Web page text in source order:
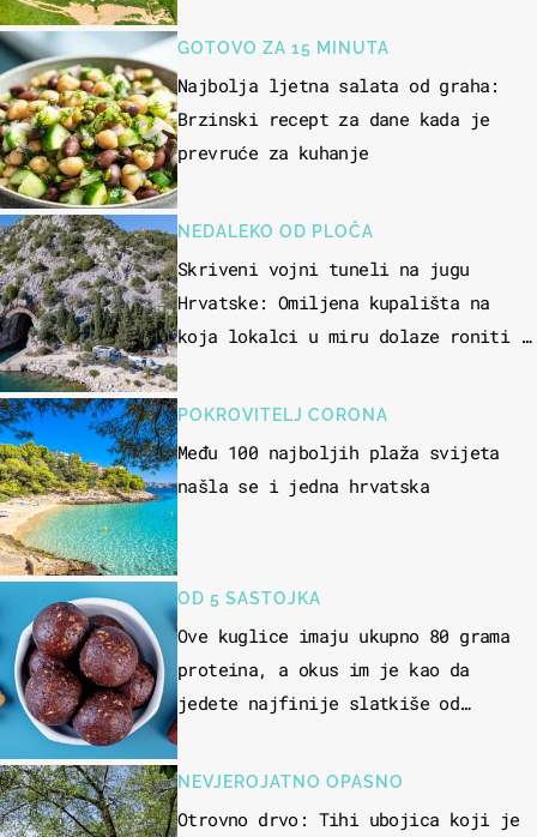
GOTOVO ZA 15 MINUTA
Najbolja ljetna salata od graha:
Brzinski recept za dane kada je
prevruće za kuhanje
NEDALEKO OD PLOČA
Skriveni vojni tuneli na jugu
Hrvatske: Omiljena kupališta na
koja lokalci u miru dolaze roniti i
POKROVITELJ CORONA
Među 100 najboljih plaža svijeta
našla se i jedna hrvatska
OD 5 SASTOJKA
Ove kuglice imaju ukupno 80 grama
proteina, a okus im je kao da
jedete najfinije slatkiše od
NEVJEROJATNO OPASNO
Otrovno drvo: Tihi ubojica koji je